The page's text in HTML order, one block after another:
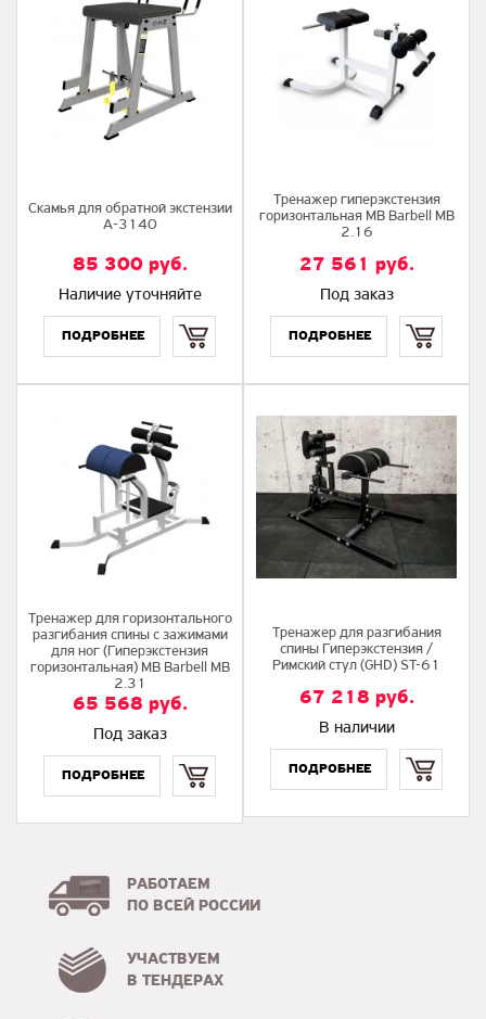
Скамья для обратной экстензии
A-3140
85 300руб.
Наличие уточняйте
Тренажер гиперэкстензия
горизонтальная MB Barbell MB
2.16
27 561 руб.
Под заказ
Тренажер для горизонтального
разгибания спины с зажимами
для ног (Гиперэкстензия
горизонтальная) MB Barbell MB
2.31
65 568 руб.
Под заказ
Тренажер для разгибания
спины Гиперэкстензия /
Римский стул (GHD) ST-61
67 218 руб.
В наличии
РАБОТАЕМ
ПО ВСЕЙ РОССИИ
УЧАСТВУЕМ
В ТЕНДЕРАХ